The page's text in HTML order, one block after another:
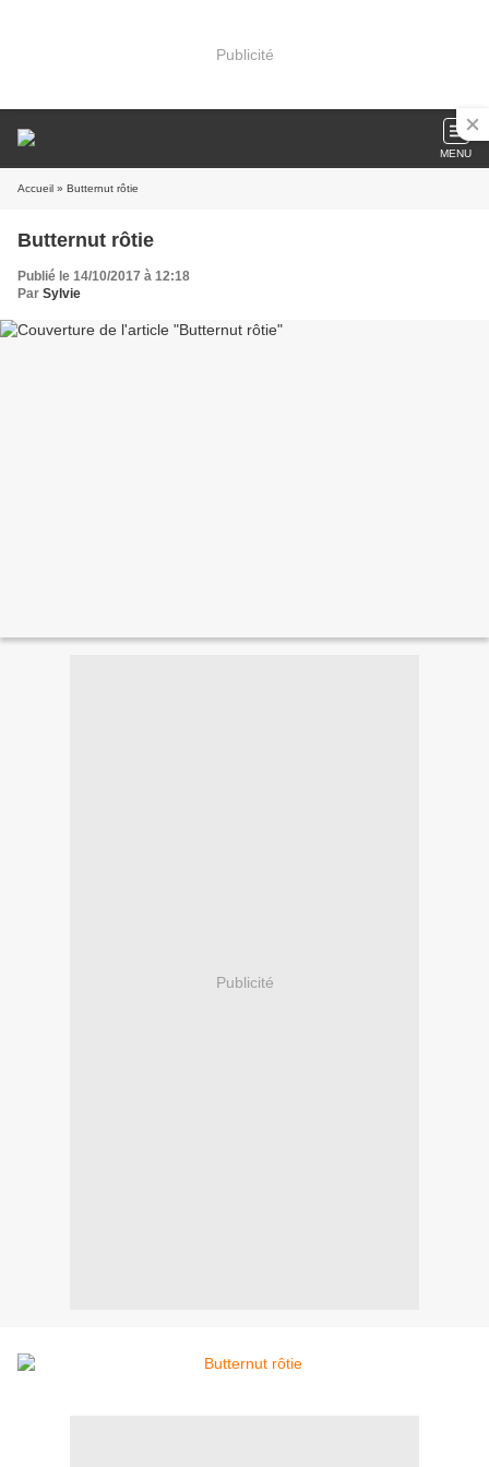
Publicité
MENU
Accueil » Butternut rôtie
Butternut rôtie
Publié le 14/10/2017 à 12:18
Par Sylvie
Publicité